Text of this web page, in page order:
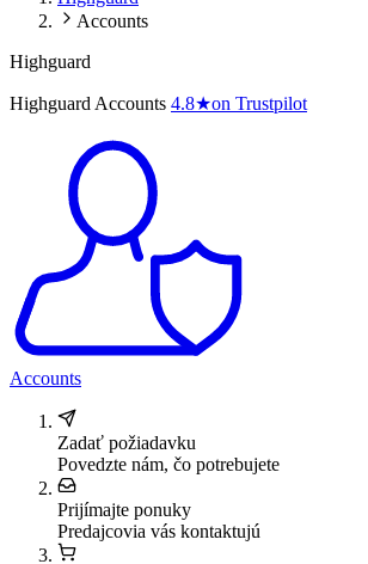
Accounts
Highguard
Highguard Accounts 4.8★on Trustpilot
Accounts
Zadať požiadavku
Povedzte nám, čo potrebujete
Prijímajte ponuky
Predajcovia vás kontaktujú